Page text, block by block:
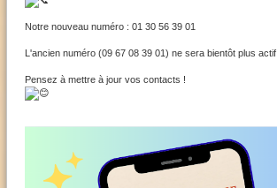
Notre nouveau numéro : 01 30 56 39 01
L'ancien numéro (09 67 08 39 01) ne sera bientôt plus actif.
Pensez à mettre à jour vos contacts !